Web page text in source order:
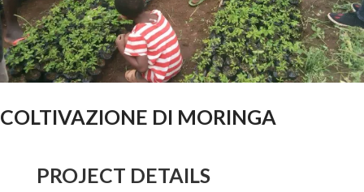
COLTIVAZIONE DI MORINGA
PROJECT DETAILS